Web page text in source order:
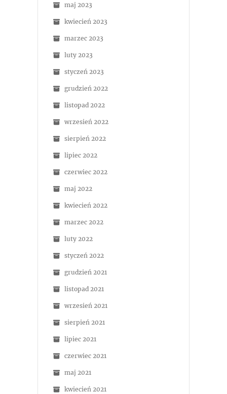
maj 2023
kwiecień 2023
marzec 2023
luty 2023
styczeń 2023
grudzień 2022
listopad 2022
wrzesień 2022
sierpień 2022
lipiec 2022
czerwiec 2022
maj 2022
kwiecień 2022
marzec 2022
luty 2022
styczeń 2022
grudzień 2021
listopad 2021
wrzesień 2021
sierpień 2021
lipiec 2021
czerwiec 2021
maj 2021
kwiecień 2021